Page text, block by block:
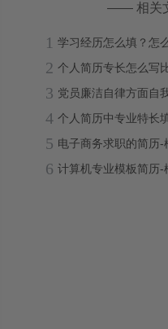
—— 相关
1 学习经历怎么填？怎
2 个人简历专长怎么写
3 党员廉洁自律方面自
4 个人简历中专业特长
5 电子商务求职的简历
6 计算机专业模板简历-